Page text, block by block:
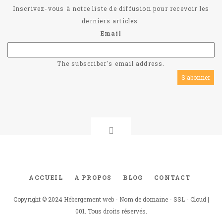
Inscrivez-vous à notre liste de diffusion pour recevoir les
derniers articles.
Email
The subscriber's email address.
Footer
menu
ACCUEIL A PROPOS BLOG CONTACT
Copyright © 2024 Hébergement web - Nom de domaine - SSL - Cloud |
001. Tous droits réservés.